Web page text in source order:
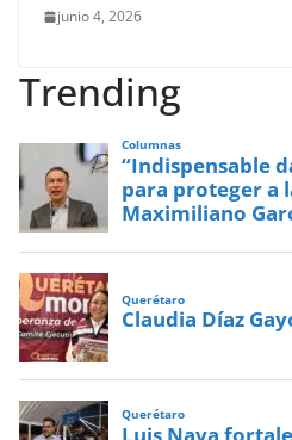
junio 4, 2026
Trending